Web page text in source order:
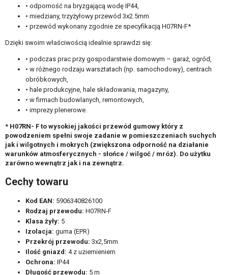
• odporność na bryzgającą wodę IP44,
• miedziany, trzyżyłowy przewód 3x2.5mm
• przewód wykonany zgodnie ze specyfikacją H07RN-F*
Dzięki swoim właściwością idealnie sprawdzi się:
• podczas prac przy gospodarstwie domowym – garaż, ogród,
• w różnego rodzaju warsztatach (np. samochodowy), centrach
obróbkowych,
• hale produkcyjne, hale składowania, magazyny,
• w firmach budowlanych, remontowych,
• imprezy plenerowe.
* H07RN- F to wysokiej jakości przewód gumowy który z
powodzeniem spełni swoje zadanie w pomieszczeniach suchych
jak i wilgotnych i mokrych (zwiększona odporność na działanie
warunków atmosferycznych - słońce / wilgoć / mróz). Do użytku
zarówno wewnątrz jak i na zewnątrz.
Cechy towaru
Kod EAN: 5906340826100
Rodzaj przewodu: H07RN-F
Klasa żyły: 5
Izolacja: guma (EPR)
Przekrój przewodu: 3x2,5mm
Ilość gniazd: 4 z uziemieniem
Ochrona: IP44
Długość przewodu: 5 m